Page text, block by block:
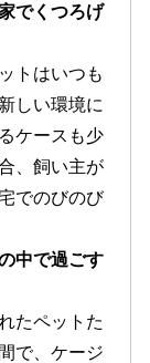
でくつろげ
トはいつも
しい環境に
ケースも少
、飼い主が
でのびのび
中で過ごす
たペットた
で、ケージ